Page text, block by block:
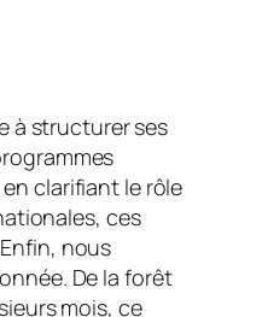
à structurer ses
clarifiant le rôle
ces
nous
De la forêt
mois, ce